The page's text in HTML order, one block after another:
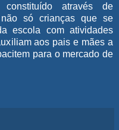
constituído através de
só crianças que se
escola com atividades
aos pais e mães a
para o mercado de